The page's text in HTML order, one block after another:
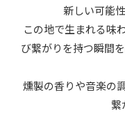
新しい可能
この地で生まれる味
び繋がりを持つ瞬間
燻製の香りや音楽の
繋